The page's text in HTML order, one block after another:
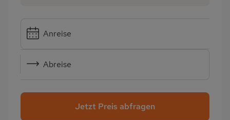
Anreise
Abreise
Jetzt Preis abfragen